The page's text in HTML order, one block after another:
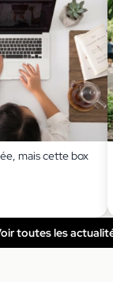
mais cette box
toutes les